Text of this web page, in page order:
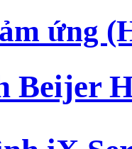
ứng
Beijer